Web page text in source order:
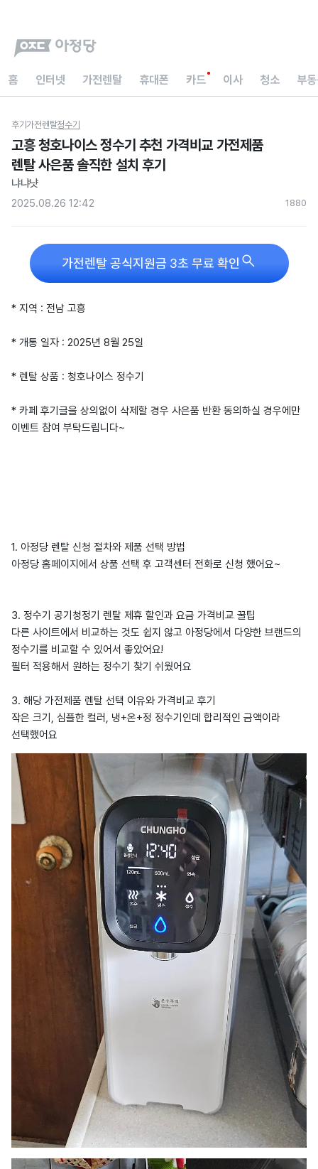
홈 인터넷 가전렌탈 휴대폰 카드 이사 청소 부
후기가전렌탈정수기
고흥 청호나이스 정수기 추천 가격비교 가전제품
렌탈 사은품 솔직한 설치 후기
냐냐냣
2025.08.26 12:42
1880
가전렌탈 공식지원금 3초 무료 확인 
* 지역 : 전남 고흥
* 개통 일자 : 2025년 8월 25일
* 렌탈 상품 : 청호나이스 정수기
* 카페 후기글을 상의없이 삭제할 경우 사은품 반환 동의하실 경우에만
이벤트 참여 부탁드립니다~
1. 아정당 렌탈 신청 절차와 제품 선택 방법
아정당 홈페이지에서 상품 선택 후 고객센터 전화로 신청 했어요~
3. 정수기 공기청정기 렌탈 제휴 할인과 요금 가격비교 꿀팁
다른 사이트에서 비교하는 것도 쉽지 않고 아정당에서 다양한 브랜드의
정수기를 비교할 수 있어서 좋았어요!
필터 적용해서 원하는 정수기 찾기 쉬웠어요
3. 해당 가전제품 렌탈 선택 이유와 가격비교 후기
작은 크기, 심플한 컬러, 냉+온+정 정수기인데 합리적인 금액이라
선택했어요